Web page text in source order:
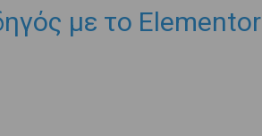
με το Elementor